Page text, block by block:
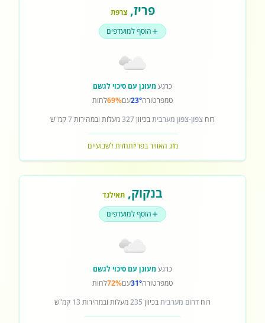
פריז,צרפת
הוסף למועדפים
כרגעמעונן עם סיכוי לגשם
טמפרטורה23°עם69%לחות
רוח צפון-צפון מערביתבכיוון327מעלות ובמהירות7קמ"ש
מזג האוויר בפריזתחזית לשבועיים
בנקוק, תאילנד
הוסף למועדפים
כרגעמעונן עם סיכוי לגשם
טמפרטורה31°עם72%לחות
רוח דרום מערביתבכיוון 235מעלות ובמהירות 13 קמ"ש